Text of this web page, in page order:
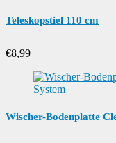
Teleskopstiel 110 cm
€8,99
Wischer-Bodenplatte